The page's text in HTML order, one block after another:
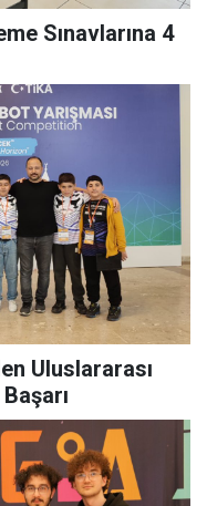
Sınavlarına 4
Uluslararası